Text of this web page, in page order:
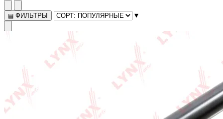
▤ ФИЛЬТРЫ ▾